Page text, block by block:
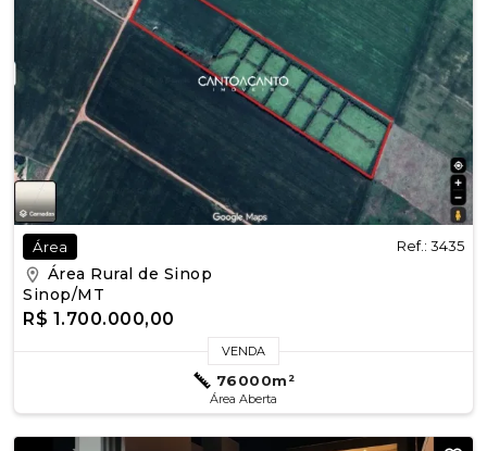
Área Ref.: 3435
Área Rural de Sinop
Sinop/MT
R$ 1.700.000,00
VENDA
76000m²
Área Aberta